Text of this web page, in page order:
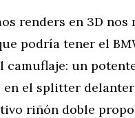
renders en 3D nos
podría tener el
camuflaje: un
el splitter
riñón doble